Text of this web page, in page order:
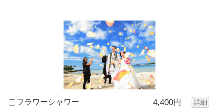
フラワーシャワー 4,400円 詳細